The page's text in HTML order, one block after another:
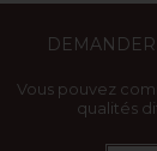
Vous pouvez
qualités